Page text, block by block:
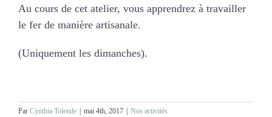
NOS ACTIVITES
CONTACT
Au cours de cet atelier, vous apprendrez à travailler
le fer de manière artisanale.
(Uniquement les dimanches).
Par Cynthia Tolende | mai 4th, 2017 | Nos activités